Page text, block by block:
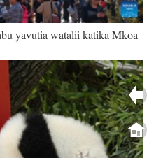
yavutia watalii katika Mkoa